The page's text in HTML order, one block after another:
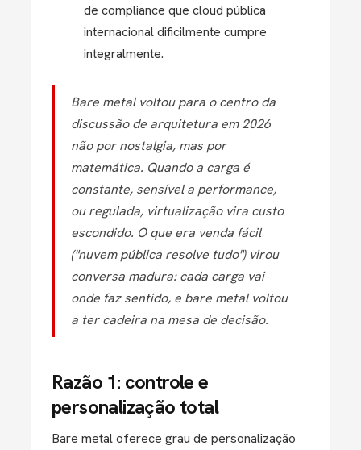
de compliance que cloud pública
internacional dificilmente cumpre
integralmente.
Bare metal voltou para o centro da
discussão de arquitetura em 2026
não por nostalgia, mas por
matemática. Quando a carga é
constante, sensível a performance,
ou regulada, virtualização vira custo
escondido. O que era venda fácil
("nuvem pública resolve tudo") virou
conversa madura: cada carga vai
onde faz sentido, e bare metal voltou
a ter cadeira na mesa de decisão.
Razão 1: controle e
personalização total
Bare metal oferece grau de personalização